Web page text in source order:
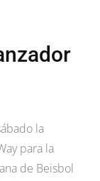
la
para la
de Beisbol